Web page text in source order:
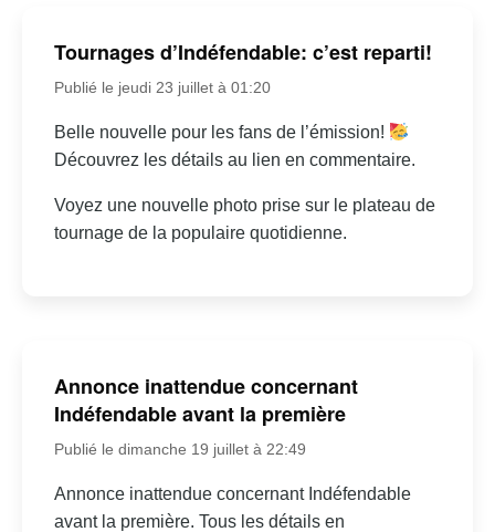
Tournages d’Indéfendable: c’est reparti!
Publié le jeudi 23 juillet à 01:20
Belle nouvelle pour les fans de l’émission!
Découvrez les détails au lien en commentaire.
Voyez une nouvelle photo prise sur le plateau de
tournage de la populaire quotidienne.
Annonce inattendue concernant
Indéfendable avant la première
Publié le dimanche 19 juillet à 22:49
Annonce inattendue concernant Indéfendable
avant la première. Tous les détails en